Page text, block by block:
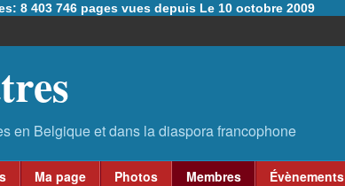
8 403 746 pages vues depuis Le 10 octobre 2009
Ma page Photos Membres Évènements